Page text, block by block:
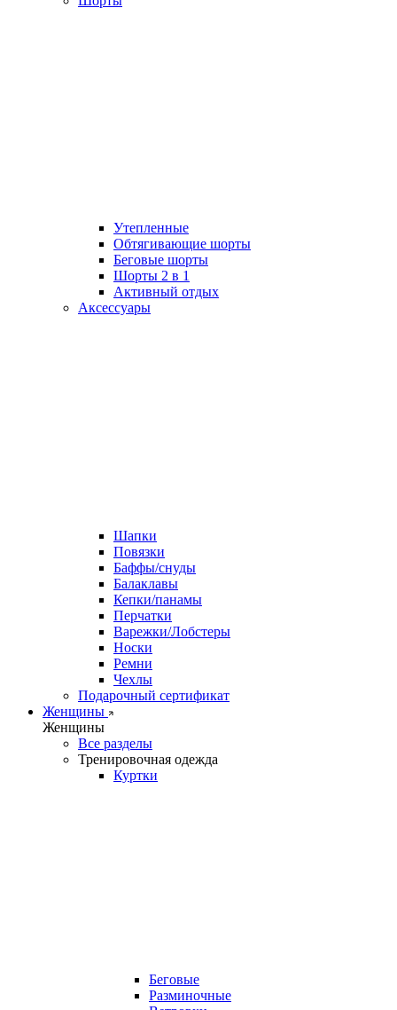
Утепленные
Обтягивающие шорты
Беговые шорты
Шорты 2 в 1
Активный отдых
Аксессуары
Шапки
Повязки
Баффы/снуды
Балаклавы
Кепки/панамы
Перчатки
Варежки/Лобстеры
Носки
Ремни
Чехлы
Подарочный сертификат
Женщины
Женщины
Все разделы
Тренировочная одежда
Куртки
Беговые
Разминочные